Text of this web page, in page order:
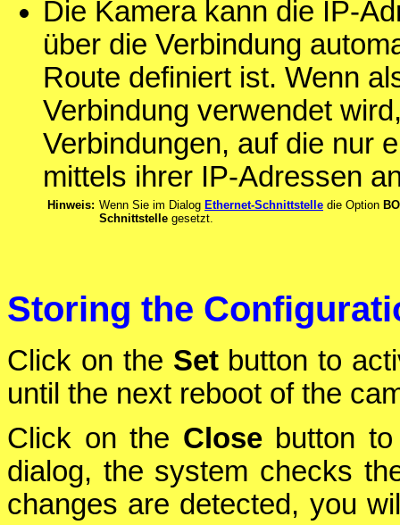
Die Kamera kann die IP-
über die Verbindung
Route definiert ist. Wenn
Verbindung verwendet
Verbindungen, auf die nur
mittels ihrer IP-Adressen
Hinweis: Wenn Sie im Dialog Ethernet-Schnittstelle die Option
Schnittstelle gesetzt.
Storing the
Click on the Setbutton to
until the next reboot of the
Click on the Closebutton to
dialog, the system checks
changes are detected, you